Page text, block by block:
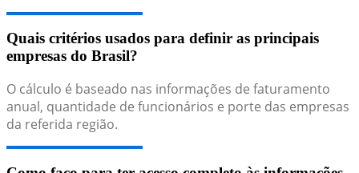
Quais critérios usados para definir as principais
empresas do Brasil?
O cálculo é baseado nas informações de faturamento
anual, quantidade de funcionários e porte das empresas
da referida região.